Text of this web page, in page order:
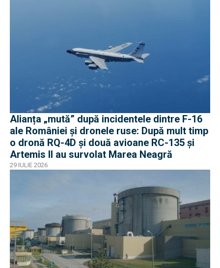
Alianța „mută” după incidentele dintre F-16
ale României și dronele ruse: După mult timp
o dronă RQ-4D și două avioane RC-135 și
Artemis II au survolat Marea Neagră
29 IULIE 2026